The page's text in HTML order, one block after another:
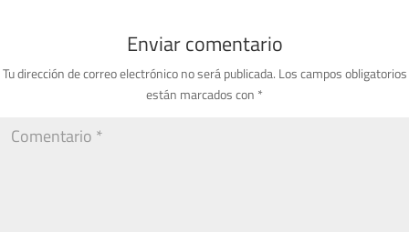
Enviar comentario
Tu dirección de correo electrónico no será publicada. Los campos obligatorios
están marcados con *